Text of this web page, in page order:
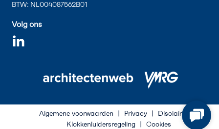
BTW: NL004087562B01
Volg ons
Algemene voorwaarden Privacy
Disclaimer
Klokkenluidersregeling
Cookies